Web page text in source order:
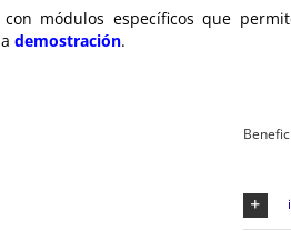
módulos específicos que
demostración.